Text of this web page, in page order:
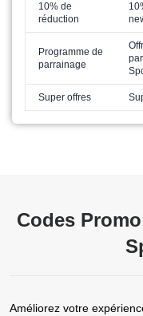
10% de
réduction
Programme de
parrainage
Super offres
Codes
Améliorez votre